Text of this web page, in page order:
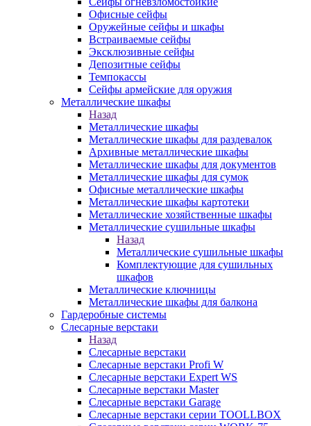
Офисные сейфы
Оружейные сейфы и шкафы
Встраиваемые сейфы
Эксклюзивные сейфы
Депозитные сейфы
Темпокассы
Сейфы армейские для оружия
Металлические шкафы
Назад
Металлические шкафы
Металлические шкафы для раздевалок
Архивные металлические шкафы
Металлические шкафы для документов
Металлические шкафы для сумок
Офисные металлические шкафы
Металлические шкафы картотеки
Металлические хозяйственные шкафы
Металлические сушильные шкафы
Назад
Металлические сушильные шкафы
Комплектующие для сушильных
шкафов
Металлические ключницы
Металлические шкафы для балкона
Гардеробные системы
Слесарные верстаки
Назад
Слесарные верстаки
Слесарные верстаки Profi W
Слесарные верстаки Expert WS
Слесарные верстаки Master
Слесарные верстаки Garage
Слесарные верстаки серии TOOLLBOX